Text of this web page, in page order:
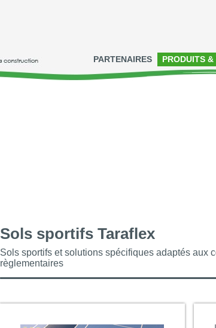
PARTENAIRES PRODUITS
Sols sportifs Taraflex
Sols sportifs et solutions spécifiques adaptés aux
règlementaires